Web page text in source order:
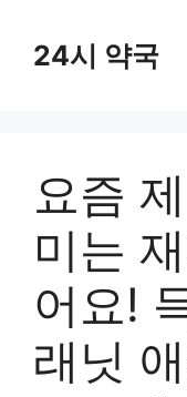
24시 약국
요즘
미는
어요!
래닛